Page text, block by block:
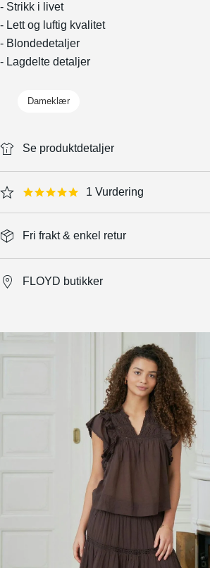
- Strikk i livet
- Lett og luftig kvalitet
- Blondedetaljer
- Lagdelte detaljer
Dameklær
Se produktdetaljer
5.0 star rating 1 Vurdering
Fri frakt & enkel retur
FLOYD butikker